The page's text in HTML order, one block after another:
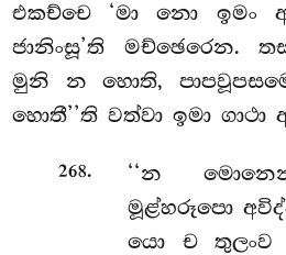
එකච්චෙ ‘මා නො ඉමං
ජානිංසූ’ති මච්ඡෙරෙන.
මුනි න හොති,
හොතී’’ති වත්වා ඉමා ගාථා
268.
‘‘න
මූළ්හරූපො
යො ච තුලංව